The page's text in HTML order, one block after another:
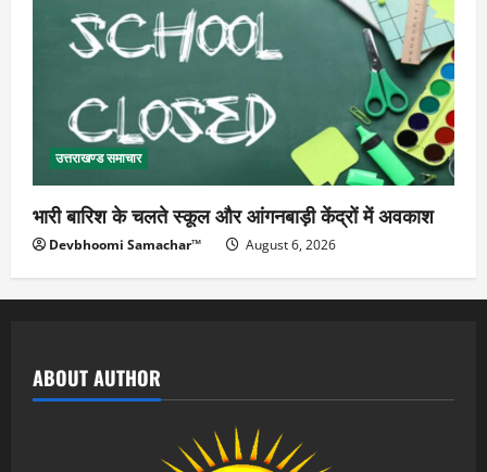
उत्तराखण्ड समाचार
भारी बारिश के चलते स्कूल और आंगनबाड़ी केंद्रों में अवकाश
Devbhoomi Samachar™ August 6, 2026
ABOUT AUTHOR